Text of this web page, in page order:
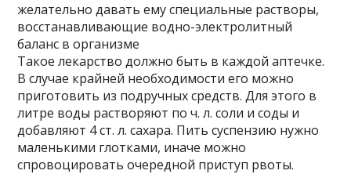
желательно давать ему специальные растворы,
восстанавливающие водно-электролитный
баланс в организме
Такое лекарство должно быть в каждой аптечке.
В случае крайней необходимости его можно
приготовить из подручных средств. Для этого в
литре воды растворяют по ч. л. соли и соды и
добавляют 4 ст. л. сахара. Пить суспензию нужно
маленькими глотками, иначе можно
спровоцировать очередной приступ рвоты.